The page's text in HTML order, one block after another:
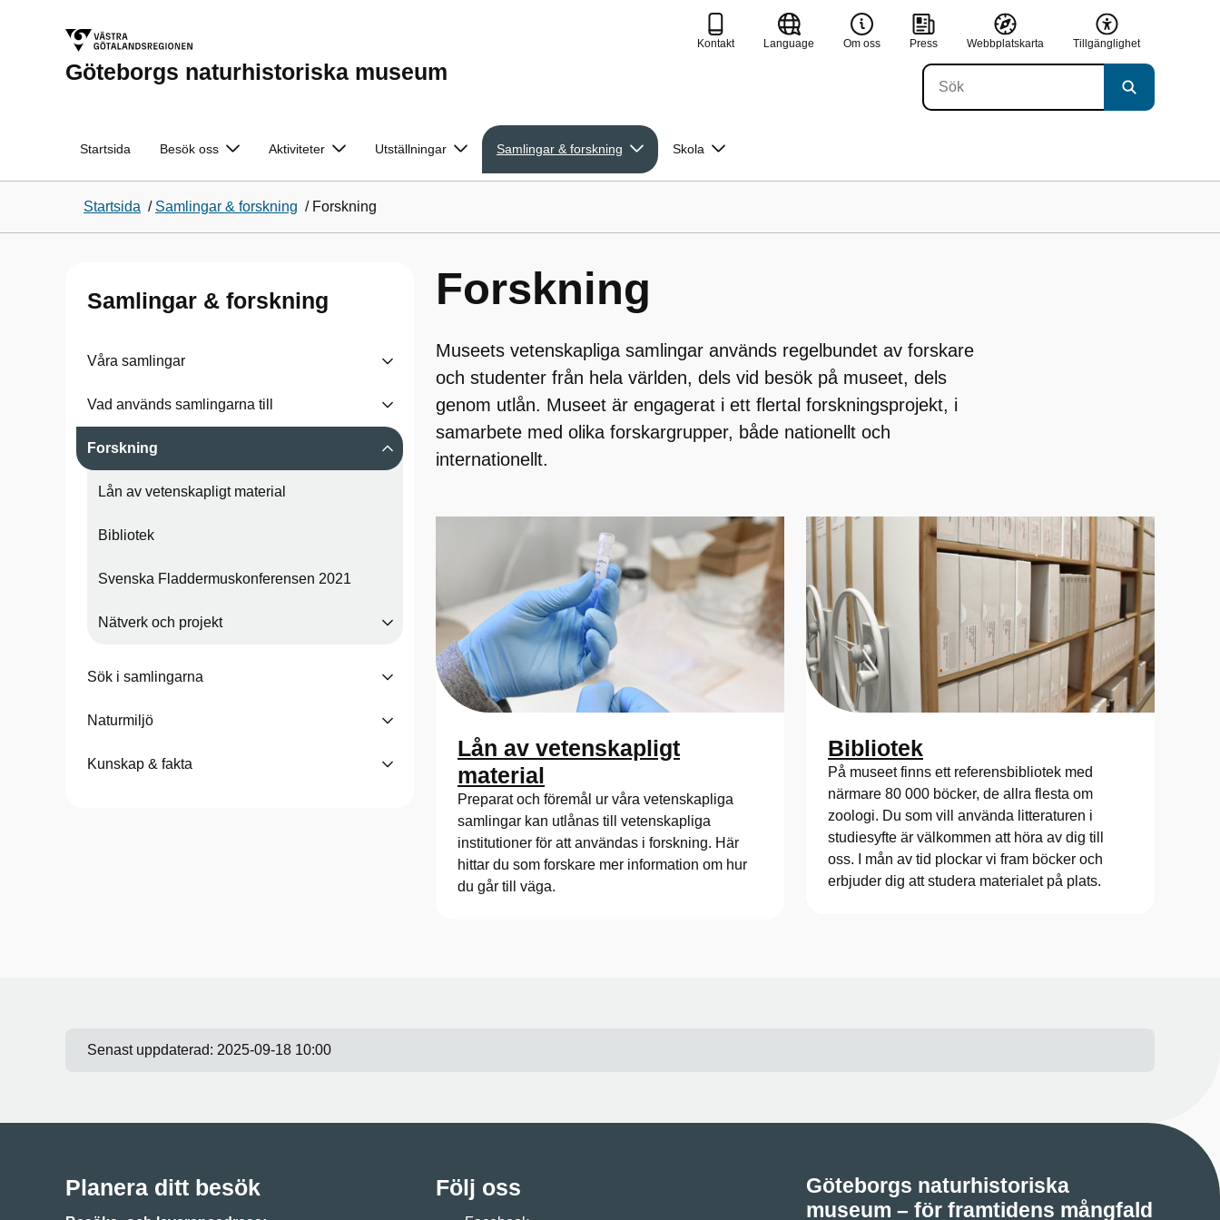
Göteborgs naturhistoriska museum
Kontakt Language Om oss Press Webbplatskarta Tillgänglighet
Startsida Besök oss Aktiviteter Utställningar Samlingar & forskning Skola
Startsida / Samlingar & forskning / Forskning
Samlingar & forskning
Våra samlingar
Vad används samlingarna till
Forskning
Lån av vetenskapligt material
Bibliotek
Svenska Fladdermuskonferensen 2021
Nätverk och projekt
Sök i samlingarna
Naturmiljö
Kunskap & fakta
Forskning
Museets vetenskapliga samlingar används regelbundet av forskare
och studenter från hela världen, dels vid besök på museet, dels
genom utlån. Museet är engagerat i ett flertal forskningsprojekt, i
samarbete med olika forskargrupper, både nationellt och
internationellt.
Lån av vetenskapligt
material
Preparat och föremål ur våra vetenskapliga
samlingar kan utlånas till vetenskapliga
institutioner för att användas i forskning. Här
hittar du som forskare mer information om hur
du går till väga.
Bibliotek
På museet finns ett referensbibliotek med
närmare 80 000 böcker, de allra flesta om
zoologi. Du som vill använda litteraturen i
studiesyfte är välkommen att höra av dig till
oss. I mån av tid plockar vi fram böcker och
erbjuder dig att studera materialet på plats.
Senast uppdaterad: 2025-09-18 10:00
Planera ditt besök Följ oss
Göteborgs naturhistoriska
museum – för framtidens mångfald